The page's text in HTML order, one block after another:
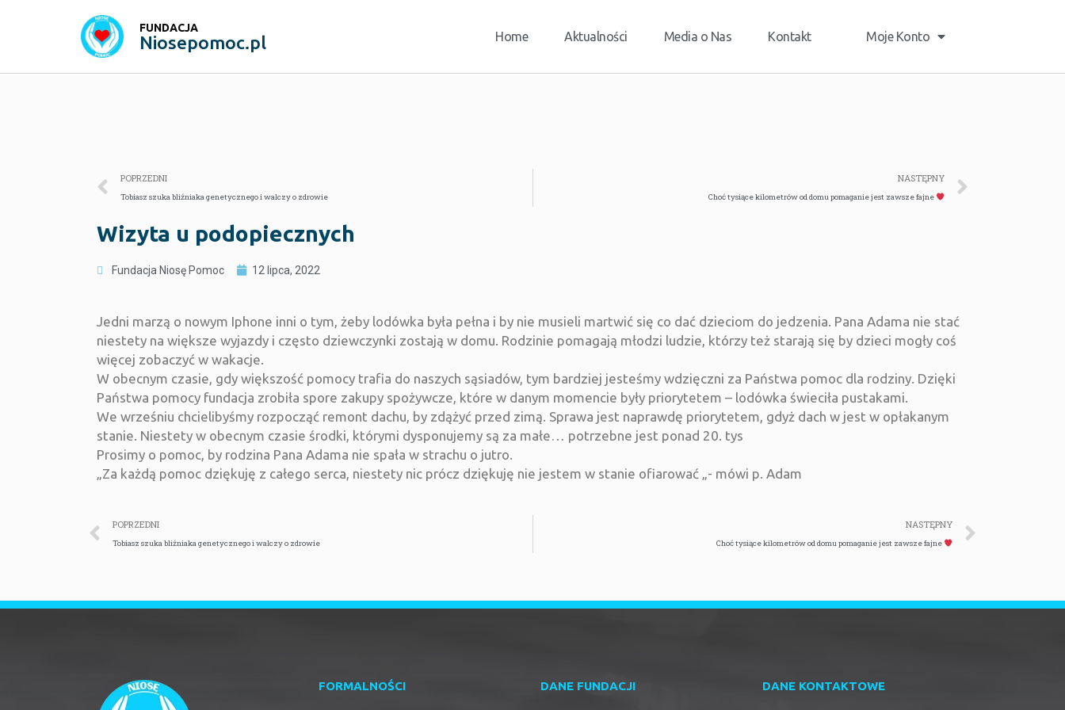
FUNDACJA
Niosepomoc.pl Home Aktualności Media o Nas Kontakt Moje Konto
POPRZEDNI
Tobiasz szuka bliźniaka genetycznego i walczy o zdrowie
NASTĘPNY
Choć tysiące kilometrów od domu pomaganie jest zawsze fajne
Wizyta u podopiecznych
Fundacja Niosę Pomoc 12 lipca, 2022
Jedni marzą o nowym Iphone inni o tym, żeby lodówka była pełna i by nie musieli martwić się co dać dzieciom do jedzenia. Pana Adama nie stać
niestety na większe wyjazdy i często dziewczynki zostają w domu. Rodzinie pomagają młodzi ludzie, którzy też starają się by dzieci mogły coś
więcej zobaczyć w wakacje.
W obecnym czasie, gdy większość pomocy trafia do naszych sąsiadów, tym bardziej jesteśmy wdzięczni za Państwa pomoc dla rodziny. Dzięki
Państwa pomocy fundacja zrobiła spore zakupy spożywcze, które w danym momencie były priorytetem – lodówka świeciła pustakami.
We wrześniu chcielibyśmy rozpocząć remont dachu, by zdążyć przed zimą. Sprawa jest naprawdę priorytetem, gdyż dach w jest w opłakanym
stanie. Niestety w obecnym czasie środki, którymi dysponujemy są za małe… potrzebne jest ponad 20. tys
Prosimy o pomoc, by rodzina Pana Adama nie spała w strachu o jutro.
„Za każdą pomoc dziękuję z całego serca, niestety nic prócz dziękuję nie jestem w stanie ofiarować „- mówi p. Adam
POPRZEDNI
Tobiasz szuka bliźniaka genetycznego i walczy o zdrowie
NASTĘPNY
Choć tysiące kilometrów od domu pomaganie jest zawsze fajne
FORMALNOŚCI DANE FUNDACJI DANE KONTAKTOWE